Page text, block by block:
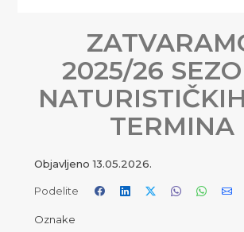
2025/26
TERMINA
Objavljeno13.05.2026.
Podelite
Oznake